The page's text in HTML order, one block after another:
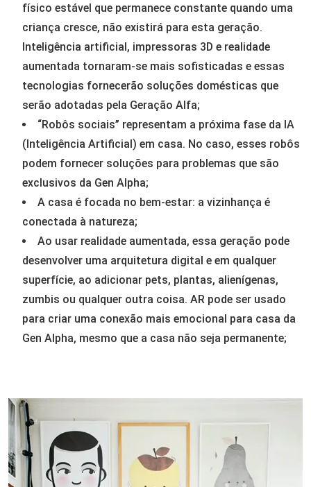
físico estável que permanece constante quando uma
criança cresce, não existirá para esta geração.
Inteligência artificial, impressoras 3D e realidade
aumentada tornaram-se mais sofisticadas e essas
tecnologias fornecerão soluções domésticas que
serão adotadas pela Geração Alfa;
“Robôs sociais” representam a próxima fase da IA
(Inteligência Artificial) em casa. No caso, esses robôs
podem fornecer soluções para problemas que são
exclusivos da Gen Alpha;
A casa é focada no bem-estar: a vizinhança é
conectada à natureza;
Ao usar realidade aumentada, essa geração pode
desenvolver uma arquitetura digital e em qualquer
superfície, ao adicionar pets, plantas, alienígenas,
zumbis ou qualquer outra coisa. AR pode ser usado
para criar uma conexão mais emocional para casa da
Gen Alpha, mesmo que a casa não seja permanente;